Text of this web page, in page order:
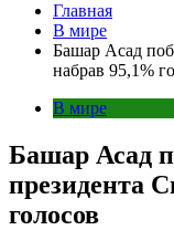
Главная
В мире
Башар Асад
набрав 95,1%
В мире
Башар Асад
президента
голосов